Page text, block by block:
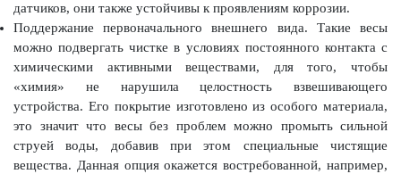
датчиков, они также устойчивы к проявлениям коррозии.
Поддержание первоначального внешнего вида. Такие весы
можно подвергать чистке в условиях постоянного контакта с
химическими активными веществами, для того, чтобы
«химия» не нарушила целостность взвешивающего
устройства. Его покрытие изготовлено из особого материала,
это значит что весы без проблем можно промыть сильной
струей воды, добавив при этом специальные чистящие
вещества. Данная опция окажется востребованной, например,